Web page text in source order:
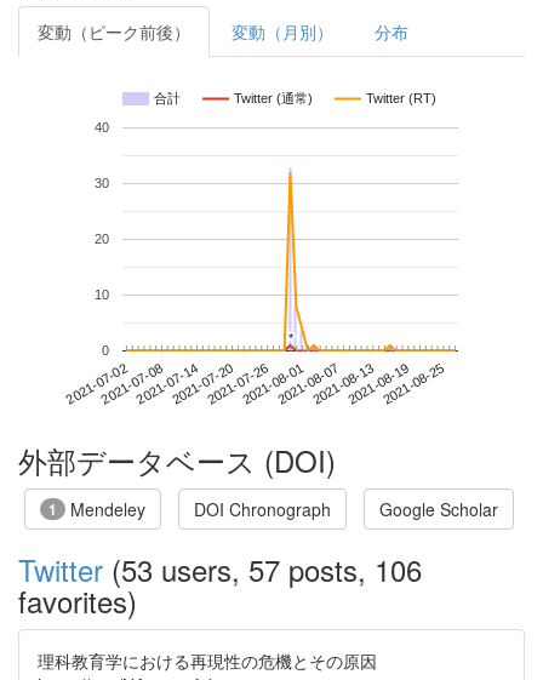
変動（ピーク前後） 変動（月別） 分布
合計 Twitter (通常) Twitter (RT)
2021-07-022021-07-082021-07-142021-07-202021-07-262021-08-012021-08-072021-08-132021-08-192021-08-25
0
10
20
30
40
*
*
外部データベース (DOI)
1 Mendeley DOI Chronograph Google Scholar
Twitter (53 users, 57 posts, 106
favorites)
理科教育学における再現性の危機とその原因